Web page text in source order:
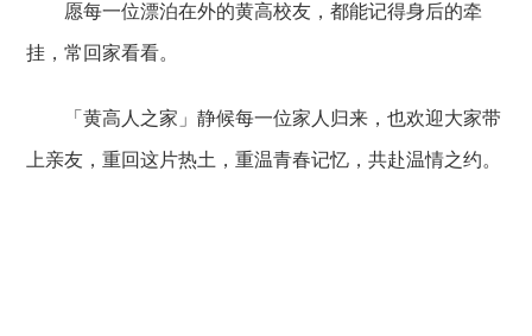
愿每一位漂泊在外的黄高校友，都能记得身后的牵
挂，常回家看看。
「黄高人之家」静候每一位家人归来，也欢迎大家带
上亲友，重回这片热土，重温青春记忆，共赴温情之约。